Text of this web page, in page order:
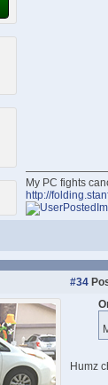
My PC fights
http://
#34
Humz